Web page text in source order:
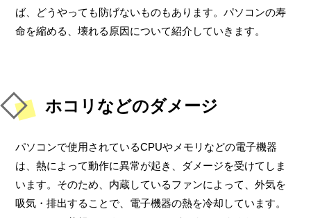
ば、どうやっても防げないものもあります。パソコンの寿
命を縮める、壊れる原因について紹介していきます。
ホコリなどのダメージ
パソコンで使用されているCPUやメモリなどの電子機器
は、熱によって動作に異常が起き、ダメージを受けてしま
います。そのため、内蔵しているファンによって、外気を
吸気・排出することで、電子機器の熱を冷却しています。